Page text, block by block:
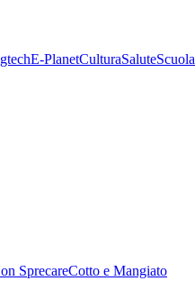
E-PlanetCulturaSaluteScuola
SprecareCotto e Mangiato